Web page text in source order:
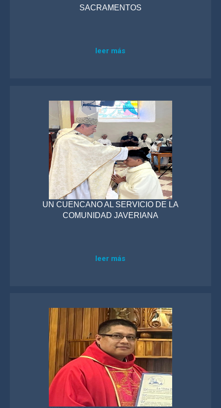
SACRAMENTOS
leer más
UN CUENCANO AL SERVICIO DE LA
COMUNIDAD JAVERIANA
leer más